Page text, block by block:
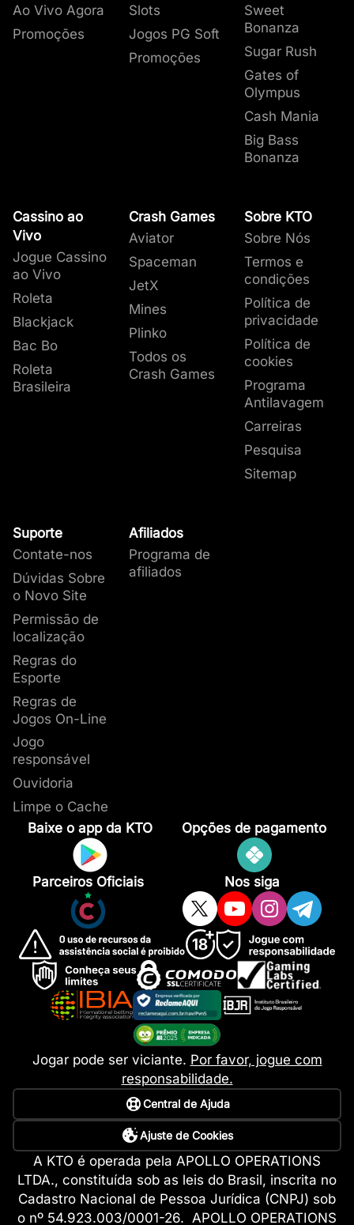
Ao Vivo Agora
Promoções
Slots
Jogos PG Soft
Promoções
Sweet
Bonanza
Sugar Rush
Gates of
Olympus
Cash Mania
Big Bass
Bonanza
Cassino ao
Vivo
Jogue Cassino
ao Vivo
Roleta
Blackjack
Bac Bo
Roleta
Brasileira
Crash Games
Aviator
Spaceman
JetX
Mines
Plinko
Todos os
Crash Games
Sobre KTO
Sobre Nós
Termos e
condições
Política de
privacidade
Política de
cookies
Programa
Antilavagem
Carreiras
Pesquisa
Sitemap
Suporte
Contate-nos
Dúvidas Sobre
o Novo Site
Permissão de
localização
Regras do
Esporte
Regras de
Jogos On-Line
Jogo
responsável
Ouvidoria
Limpe o Cache
Afiliados
Programa de
afiliados
Baixe o app da KTO Opções de pagamento
Parceiros Oficiais Nos siga
Jogar pode ser viciante. Por favor, jogue com
responsabilidade.
Central de Ajuda
Ajuste de Cookies
A KTO é operada pela APOLLO OPERATIONS
LTDA., constituída sob as leis do Brasil, inscrita no
Cadastro Nacional de Pessoa Jurídica (CNPJ) sob
o nº 54.923.003/0001-26. APOLLO OPERATIONS